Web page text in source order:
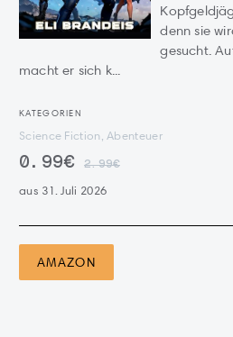
denn sie
gesucht.
macht er sich k...
KATEGORIEN
Science Fiction, Abenteuer
0.99€ 2.99€
aus 31. Juli 2026
AMAZON